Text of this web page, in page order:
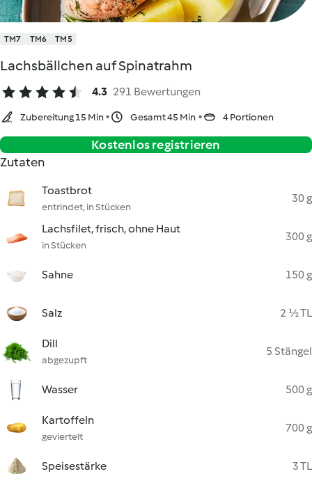
TM7 TM6 TM5
Lachsbällchen auf Spinatrahm
4.3 291 Bewertungen
Zubereitung 15 Min Gesamt 45 Min 4 Portionen
Kostenlos registrieren
Zutaten
Toastbrot
entrindet, in Stücken
30 g
Lachsfilet, frisch, ohne Haut
in Stücken
300 g
Sahne 150 g
Salz 2 ½ TL
Dill
abgezupft
5 Stängel
Wasser 500 g
Kartoffeln
geviertelt
700 g
Speisestärke 3 TL